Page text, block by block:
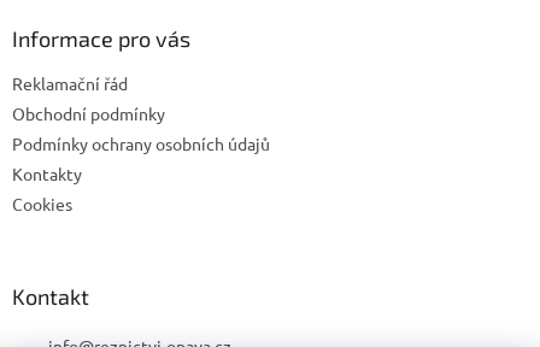
Informace pro vás
Reklamační řád
Obchodní podmínky
Podmínky ochrany osobních údajů
Kontakty
Cookies
Kontakt